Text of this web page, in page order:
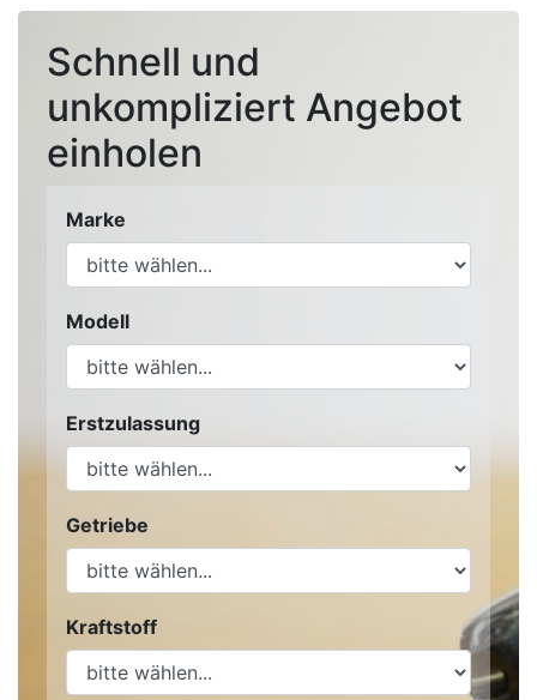
Schnell und
unkompliziert Angebot
einholen
Marke
Modell
Erstzulassung
Getriebe
Kraftstoff